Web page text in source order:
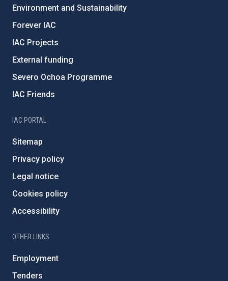
Environment and Sustainability
Forever IAC
IAC Projects
External funding
Severo Ochoa Programme
IAC Friends
IAC PORTAL
Sitemap
Privacy policy
Legal notice
Cookies policy
Accessibility
OTHER LINKS
Employment
Tenders